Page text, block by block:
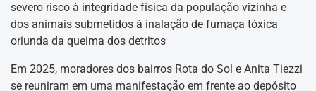
severo risco à integridade física da população vizinha e
dos animais submetidos à inalação de fumaça tóxica
oriunda da queima dos detritos
Em 2025, moradores dos bairros Rota do Sol e Anita Tiezzi
se reuniram em uma manifestação em frente ao depósito